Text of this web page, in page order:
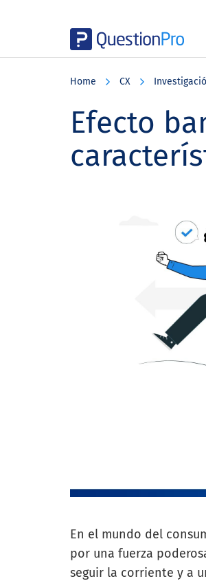
Home CX
Efecto
En el mundo del
por una fuerza
seguir la corriente y a